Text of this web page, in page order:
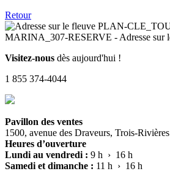
Retour
Visitez-nous dès aujourd'hui !
1 855 374-4044
Pavillon des ventes
1500, avenue des Draveurs, Trois-Rivières
Heures d’ouverture
Lundi au vendredi : 9 h › 16 h
Samedi et dimanche : 11 h › 16 h